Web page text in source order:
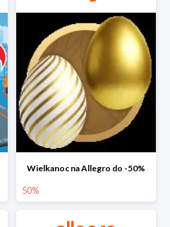
Wielkanoc na Allegro do -50%
50%